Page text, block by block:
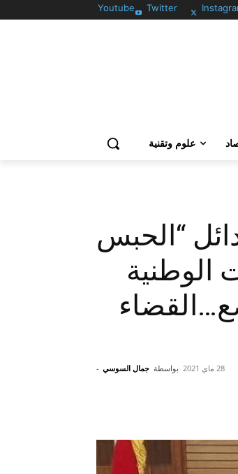
Twitter
Youtube
علوم وتقنية
“الحبس
الوطنية
بواسطة جمال السوسي - 28 ماي 2021